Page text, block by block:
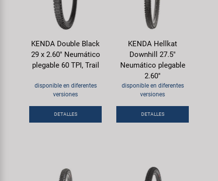
KENDA Double Black
29 x 2.60" Neumático
plegable 60 TPI, Trail
disponible en diferentes
versiones
DETALLES
KENDA Hellkat
Downhill 27.5"
Neumático plegable
2.60"
disponible en diferentes
versiones
DETALLES